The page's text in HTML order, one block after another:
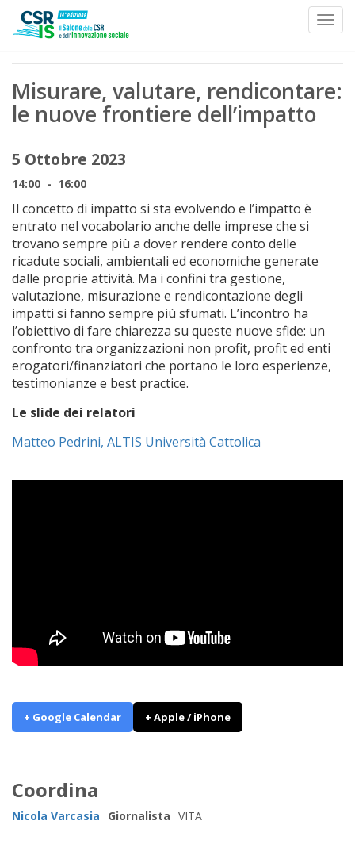
Misurare, valutare, rendicontare:
le nuove frontiere dell’impatto
5 Ottobre 2023
14:00 - 16:00
Il concetto di impatto si sta evolvendo e l’impatto è
entrato nel vocabolario anche delle imprese che si
trovano sempre più a dover rendere conto delle
ricadute sociali, ambientali ed economiche generate
dalle proprie attività. Ma i confini tra gestione,
valutazione, misurazione e rendicontazione degli
impatti si fanno sempre più sfumati. L’incontro ha
l’obiettivo di fare chiarezza su queste nuove sfide: un
confronto tra organizzazioni non profit, profit ed enti
erogatori/finanziatori che portano le loro esperienze,
testimonianze e best practice.
Le slide dei relatori
Matteo Pedrini, ALTIS Università Cattolica
+ Google Calendar + Apple / iPhone
Coordina
Nicola Varcasia Giornalista VITA